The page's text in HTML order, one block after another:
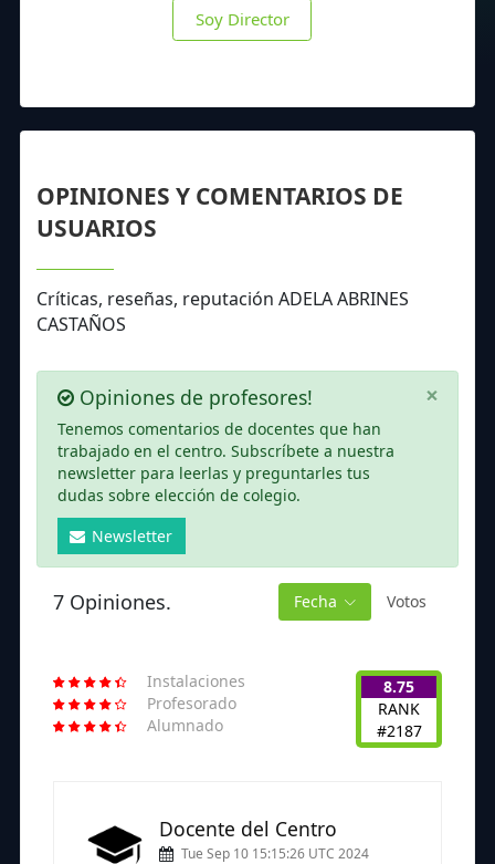
Soy Director
OPINIONES Y COMENTARIOS DE
USUARIOS
Críticas, reseñas, reputación ADELA ABRINES
CASTAÑOS
×
Opiniones de profesores!
Tenemos comentarios de docentes que han
trabajado en el centro. Subscríbete a nuestra
newsletter para leerlas y preguntarles tus
dudas sobre elección de colegio.
Newsletter
7 Opiniones. Fecha Votos
Instalaciones
Profesorado
Alumnado
8.75
RANK
#2187
Docente del Centro
Tue Sep 10 15:15:26 UTC 2024